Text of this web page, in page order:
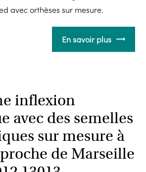
avec orthèses sur mesure.
En savoir plus
inflexion
avec des semelles
sur mesure à
de Marseille